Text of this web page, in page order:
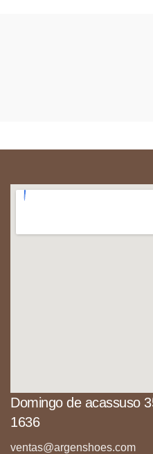
Domingo de acassuso
1636
ventas@argenshoes.com